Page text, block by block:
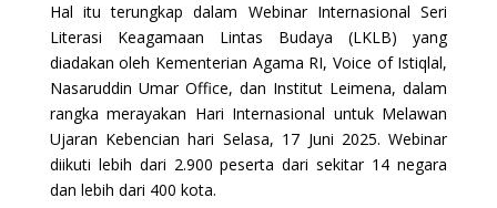
Hal itu terungkap dalam Webinar Internasional Seri
Literasi Keagamaan Lintas Budaya (LKLB) yang
diadakan oleh Kementerian Agama RI, Voice of Istiqlal,
Nasaruddin Umar Office, dan Institut Leimena, dalam
rangka merayakan Hari Internasional untuk Melawan
Ujaran Kebencian hari Selasa, 17 Juni 2025. Webinar
diikuti lebih dari 2.900 peserta dari sekitar 14 negara
dan lebih dari 400 kota.